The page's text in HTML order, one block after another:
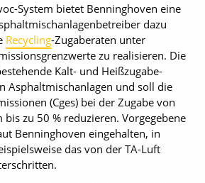
System bietet Benninghoven eine
dazu
Recycling-Zugaberaten unter
zu realisieren. Die
Kalt- und Heißzugabe-
Asphaltmischanlagen und soll die
(Cges) bei der Zugabe von
bis zu 50 % reduzieren. Vorgegebene
Benninghoven eingehalten, in
das von der TA-Luft